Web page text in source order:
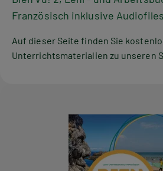
Französisch inklusive Audiofiles
Auf dieser Seite finden Sie
Unterrichtsmaterialien zu unseren